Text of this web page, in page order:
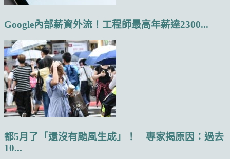
Google內部薪資外流！工程師最高年薪達2300...
都5月了「還沒有颱風生成」！ 專家揭原因：過去
10...